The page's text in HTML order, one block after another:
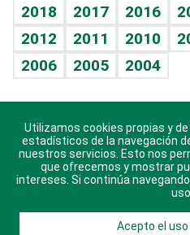
Eñe
Celebrando la vida
Sin complejos
En pocas palabras
Escuchando al corazón
Economía Personal
Crucigramas
2018
2017 2016
2012
2011 2010
2006
2005 2004
Descarga nuestras
sistema
Utilizamos cookies propias y
estadísticos de la navegación
nuestros servicios. Esto nos
que ofrecemos y mostrar
intereses. Si continúa
uso.
Acepto el